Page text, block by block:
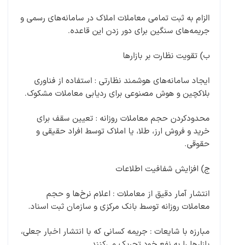
الزام به ثبت تمامی معاملات املاک در سامانه‌های رسمی و
جریمه‌های سنگین برای دور زدن این قاعده.
ب) تقویت نظارت بر بازارها
ایجاد سامانه‌های هوشمند نظارتی : استفاده از فناوری
بلاکچین و هوش مصنوعی برای ردیابی معاملات مشکوک.
محدودکردن حجم معاملات روزانه : تعیین سقف برای
خرید و فروش ارز، طلا، یا املاک توسط افراد حقیقی و
حقوقی.
ج) افزایش شفافیت اطلاعات
انتشار آمار دقیق از معاملات : اعلام نرخ‌ها و حجم
معاملات روزانه توسط بانک مرکزی و سازمان ثبت اسناد.
مبارزه با شایعات : جریمه کسانی که با انتشار اخبار جعلی،